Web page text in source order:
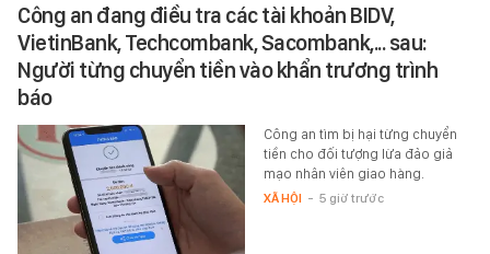
Công an đang điều tra các tài khoản BIDV,
VietinBank, Techcombank, Sacombank,... sau:
Người từng chuyển tiền vào khẩn trương trình
báo
Công an tìm bị hại từng chuyển
tiền cho đối tượng lừa đảo giả
mạo nhân viên giao hàng.
XÃ HỘI - 5 giờ trước